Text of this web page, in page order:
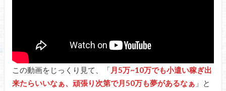
この動画をじっくり見て、「 月5万~10万でも小遣い稼ぎ出
来たらいいなぁ、頑張り次第で月50万も夢があるなぁ 」と